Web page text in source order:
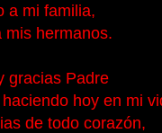
a mi familia,
mis hermanos.
gracias Padre
hoy en mi
de todo corazón,